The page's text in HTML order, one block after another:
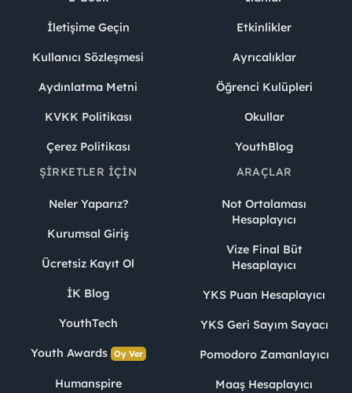
İletişime Geçin
Kullanıcı Sözleşmesi
Aydınlatma Metni
KVKK Politikası
Çerez Politikası
Etkinlikler
Ayrıcalıklar
Öğrenci Kulüpleri
Okullar
YouthBlog
ŞIRKETLER İÇIN
Neler Yaparız?
Kurumsal Giriş
Ücretsiz Kayıt Ol
İK Blog
YouthTech
Youth Awards Oy Ver
Humanspire
ARAÇLAR
Not Ortalaması
Hesaplayıcı
Vize Final Büt
Hesaplayıcı
YKS Puan Hesaplayıcı
YKS Geri Sayım Sayacı
Pomodoro Zamanlayıcı
Maaş Hesaplayıcı